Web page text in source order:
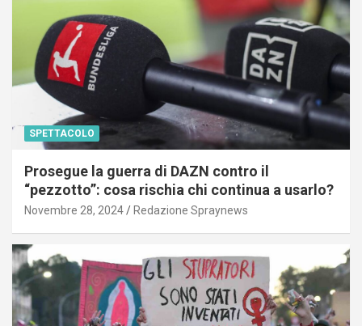
SPETTACOLO
Prosegue la guerra di DAZN contro il
“pezzotto”: cosa rischia chi continua a usarlo?
Novembre 28, 2024 Redazione Spraynews